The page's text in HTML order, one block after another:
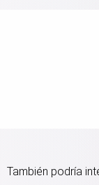
También podría